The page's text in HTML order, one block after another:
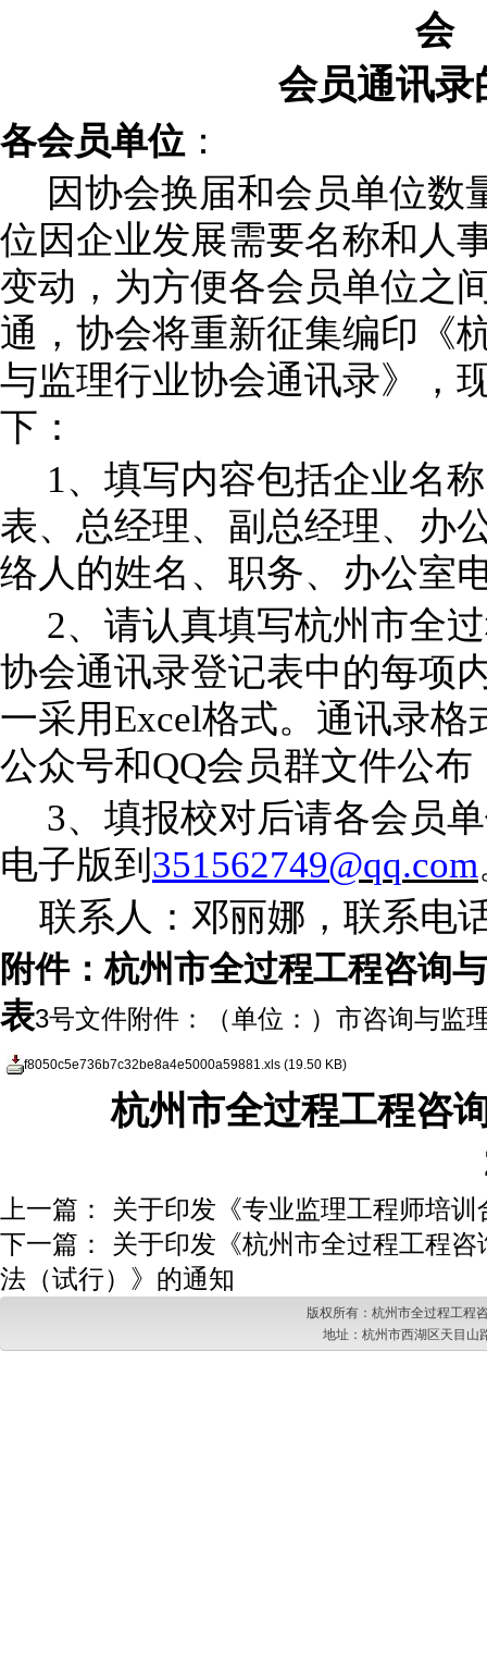
会
会员通讯录
各会员单位 ：
因协会换届和会员单位数
位因企业发展需要名称和 人
变动，为方便各会员单位之
通，协会将重新征集编印《
与监理行业协会通讯录》，
下：
1、填写内容包括企业名
表、总经理、副总经理、办
络人的姓名、职务、办公室
2、 请认真填写杭州市全
协会通讯录登记表中的每项
一采用Excel格式。通讯录格
公众号和QQ会员群文件公布
3、填报校对后请各会员
电子版到 351562749@qq.com
联系人： 邓丽娜 ，联系电
附件：杭州市全过程工程咨询
表3号文件附件：（单位：）市咨询与监
f8050c5e736b7c32be8a4e5000a59881.xls (19.50 KB)
杭州市全过程工程咨
上一篇： 关于印发《专业监理工程师培
下一篇： 关于印发《杭州市全过程工程
法（试行）》的通知
版权所有：杭州市全过程工程
地址：杭州市西湖区天目